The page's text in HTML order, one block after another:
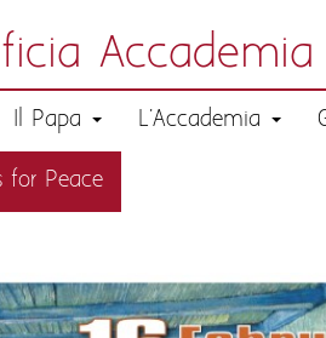
Il Papa L'Accademia
for Peace